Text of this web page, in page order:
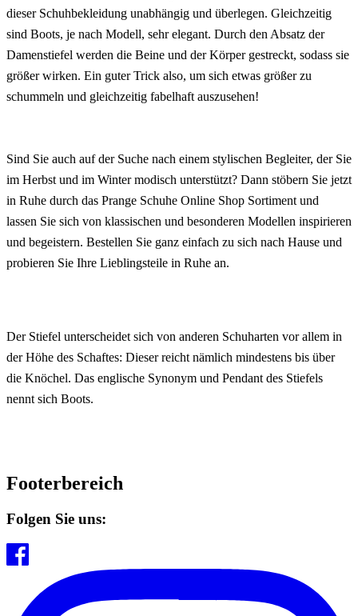
dieser Schuhbekleidung unabhängig und überlegen. Gleichzeitig
sind Boots, je nach Modell, sehr elegant. Durch den Absatz der
Damenstiefel werden die Beine und der Körper gestreckt, sodass sie
größer wirken. Ein guter Trick also, um sich etwas größer zu
schummeln und gleichzeitig fabelhaft auszusehen!
Sind Sie auch auf der Suche nach einem stylischen Begleiter, der Sie
im Herbst und im Winter modisch unterstützt? Dann stöbern Sie jetzt
in Ruhe durch das Prange Schuhe Online Shop Sortiment und
lassen Sie sich von klassischen und besonderen Modellen inspirieren
und begeistern. Bestellen Sie ganz einfach zu sich nach Hause und
probieren Sie Ihre Lieblingsteile in Ruhe an.
Der Stiefel unterscheidet sich von anderen Schuharten vor allem in
der Höhe des Schaftes: Dieser reicht nämlich mindestens bis über
die Knöchel. Das englische Synonym und Pendant des Stiefels
nennt sich Boots.
Footerbereich
Folgen Sie uns: